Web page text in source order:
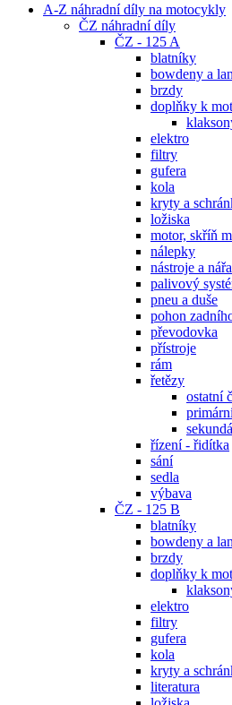
A-Z náhradní díly na motocykly
ČZ náhradní díly
ČZ - 125 A
blatníky
bowdeny a
brzdy
doplňky k
elektro
filtry
gufera
kola
kryty a
ložiska
motor, skříň
nálepky
nástroje a
palivový
pneu a duše
pohon
převodovka
přístroje
rám
řetězy
ostatní
řízení - řidítka
sání
sedla
výbava
ČZ - 125 B
blatníky
bowdeny a
brzdy
doplňky k
elektro
filtry
gufera
kola
kryty a
literatura